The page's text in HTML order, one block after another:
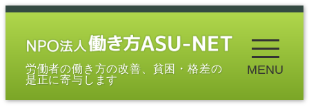
メ
労働者の働き方の改善、貧困・格差の
是正に寄与します
MENU